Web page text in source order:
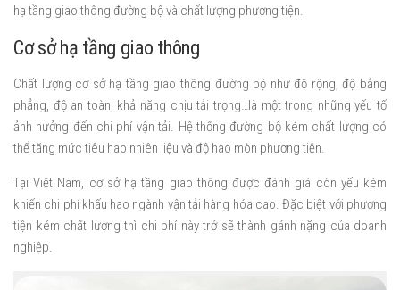
hạ tầng giao thông đường bộ và chất lượng phương tiện.
Cơ sở hạ tầng giao thông
Chất lượng cơ sở hạ tầng giao thông đường bộ như độ rộng, độ bằng
phẳng, độ an toàn, khả năng chịu tải trọng…là một trong những yếu tố
ảnh hưởng đến chi phí vận tải. Hệ thống đường bộ kém chất lượng có
thể tăng mức tiêu hao nhiên liệu và độ hao mòn phương tiện.
Tại Việt Nam, cơ sở hạ tầng giao thông được đánh giá còn yếu kém
khiến chi phí khấu hao ngành vận tải hàng hóa cao. Đặc biệt với phương
tiện kém chất lượng thì chi phí này trở sẽ thành gánh nặng của doanh
nghiệp.